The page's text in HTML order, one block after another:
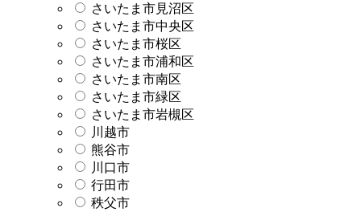
さいたま市見沼区
さいたま市中央区
さいたま市桜区
さいたま市浦和区
さいたま市南区
さいたま市緑区
さいたま市岩槻区
川越市
熊谷市
川口市
行田市
秩父市